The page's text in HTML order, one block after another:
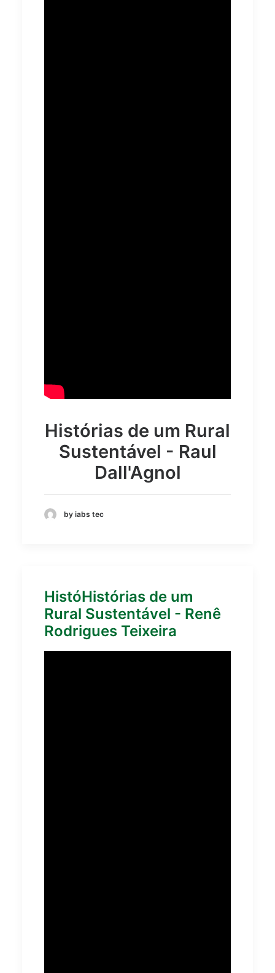
Histórias de um Rural
Sustentável - Raul
Dall'Agnol
by iabs tec
HistóHistórias de um
Rural Sustentável - Renê
Rodrigues Teixeira